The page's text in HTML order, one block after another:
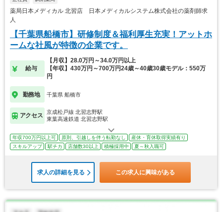
薬局日本メディカル 北習店 日本メディカルシステム株式会社の薬剤師求
人
【千葉県船橋市】研修制度＆福利厚生充実！アットホ
ームな社風が特徴の企業です。
給与
【月収】28.0万円～34.0万円以上
【年収】430万円～700万円24歳～40歳30歳モデル：550万
円
勤務地 千葉県 船橋市
アクセス
京成松戸線 北習志野駅
東葉高速鉄道 北習志野駅
年収700万円以上可 原則、引越しを伴う転勤なし
産休・育休取得実績有り
スキルアップ
駅チカ 店舗数30以上 積極採用中 夏～秋入職可
求人の詳細を見る この求人に興味がある